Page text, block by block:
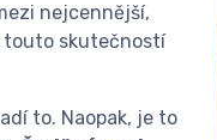
nejcennější,
touto skutečností
to. Naopak, je to